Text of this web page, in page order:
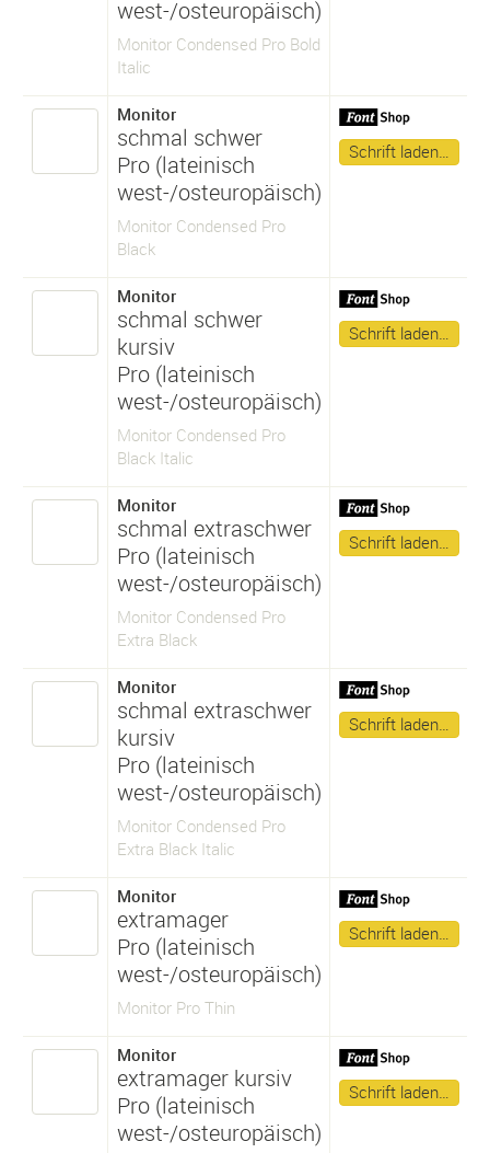
west-/osteuropäisch)
Monitor Condensed Pro Bold
Italic
Monitor
schmal schwer
Pro (lateinisch
west-/osteuropäisch)
Monitor Condensed Pro
Black
Schrift laden…
Monitor
schmal schwer
kursiv
Pro (lateinisch
west-/osteuropäisch)
Monitor Condensed Pro
Black Italic
Schrift laden…
Monitor
schmal extraschwer
Pro (lateinisch
west-/osteuropäisch)
Monitor Condensed Pro
Extra Black
Schrift laden…
Monitor
schmal extraschwer
kursiv
Pro (lateinisch
west-/osteuropäisch)
Monitor Condensed Pro
Extra Black Italic
Schrift laden…
Monitor
extramager
Pro (lateinisch
west-/osteuropäisch)
Monitor Pro Thin
Schrift laden…
Monitor
extramager kursiv
Pro (lateinisch
west-/osteuropäisch)
Schrift laden…